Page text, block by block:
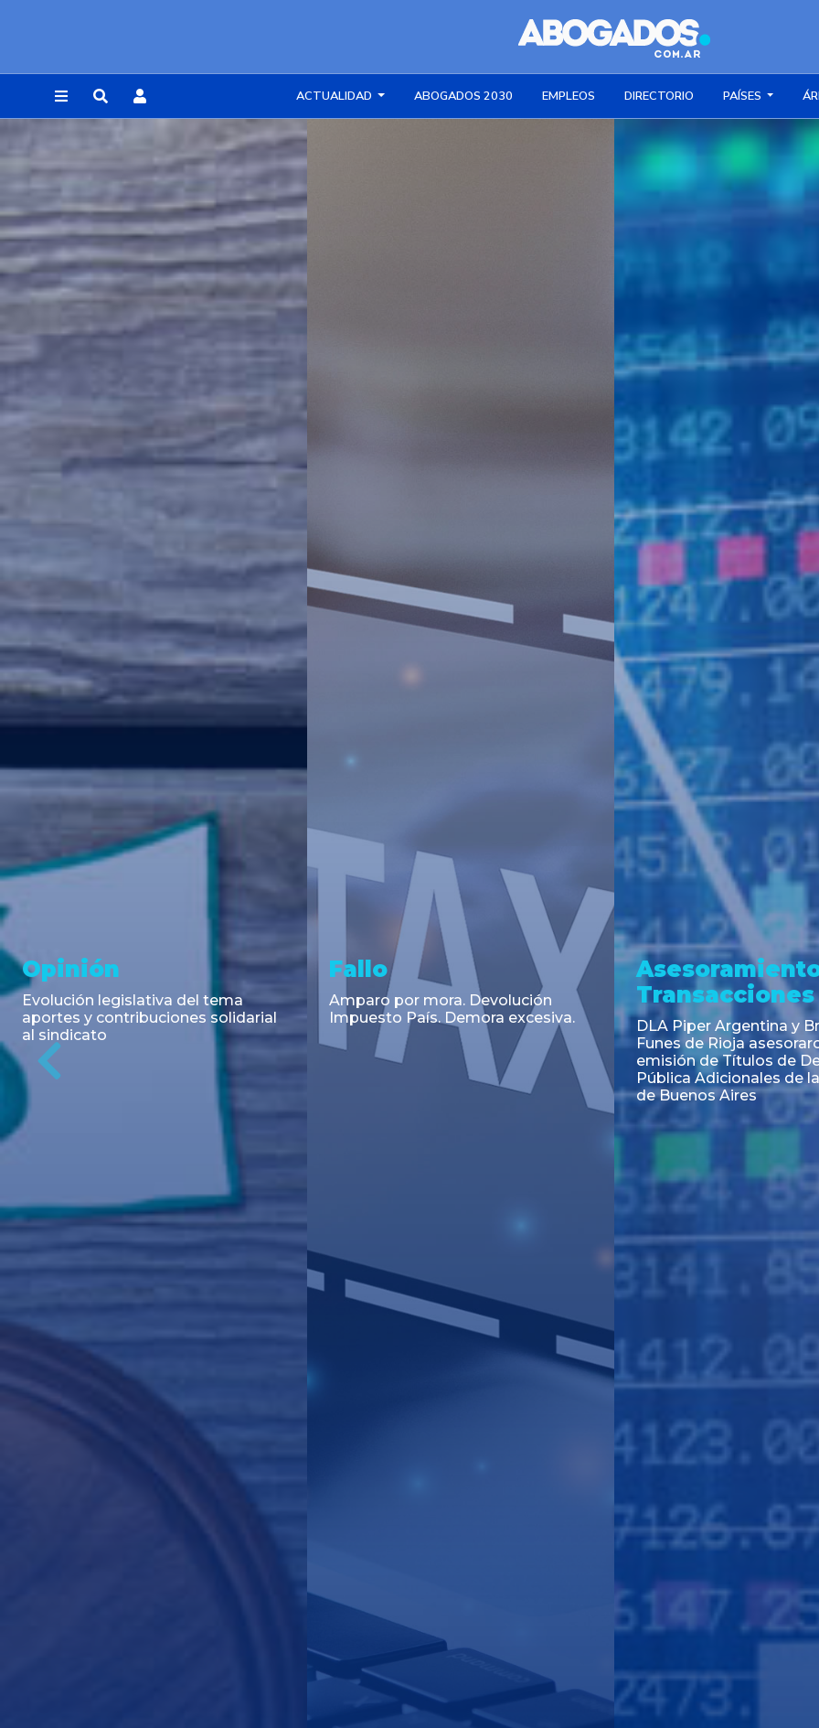
ACTUALIDAD ABOGADOS 2030 EMPLEOS DIRECTORIO PAÍSES
REGISTRARSE
Asesoramiento y
Transacciones
Co-Emisión de Obligaciones
Negociables por US$400.000.000
de Petroquímica Comodoro
Rivadavia S.A. y Luz de Tres Picos
Noticia
Cambios en el Código Alimentario
Argentino: simplifican trámites
para la importación de aditivos,
coadyuvantes e ingredientes
alimentarios y unifican autoridad
Noticia
CNV: Criterio
colocaciones primarias
Previous